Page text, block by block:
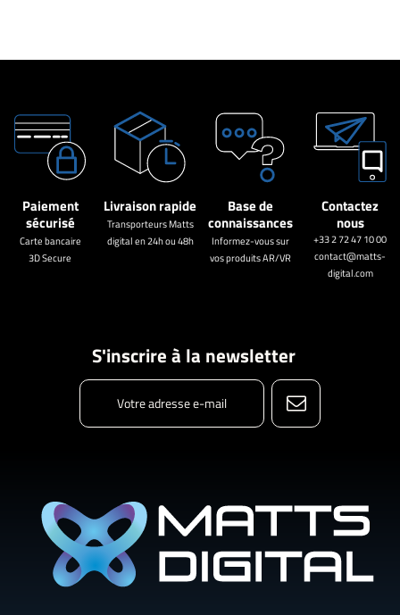
Paiement
sécurisé
Carte bancaire
3D Secure
Livraison rapide
Transporteurs Matts
digital en 24h ou 48h
Base de
connaissances
Informez-vous sur
vos produits AR/VR
Contactez
nous
+33 2 72 47 10 00
contact@matts-
digital.com
S'inscrire à la newsletter